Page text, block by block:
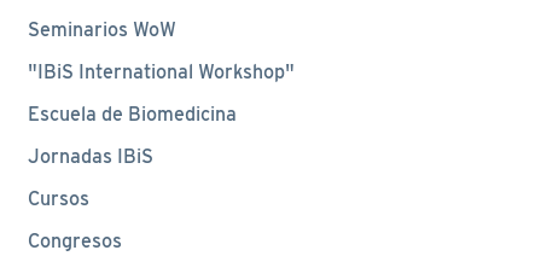
Seminarios WoW
"IBiS International Workshop"
Escuela de Biomedicina
Jornadas IBiS
Cursos
Congresos